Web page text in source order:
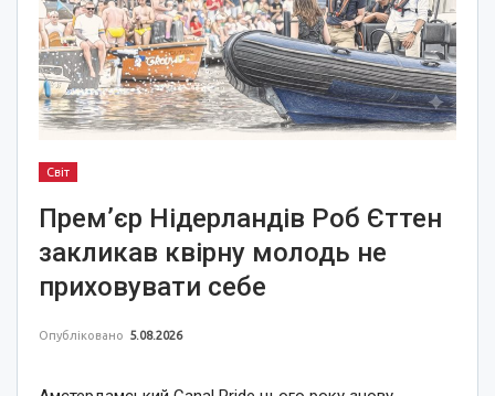
Світ
Прем’єр Нідерландів Роб Єттен
закликав квірну молодь не
приховувати себе
Опубліковано 5.08.2026